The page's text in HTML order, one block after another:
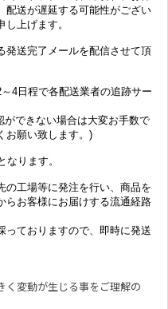
配送が遅延する可能性がござい
上げます。
発送完了メールを配信させて頂
4日程で各配送業者の追跡サー
できない場合は大変お手数で
お願い致します。)
ります。
の工場等に発注を行い、商品を
らお客様にお届けする流通経路
っておりますので、即時に発送
く変動が生じる事をご理解の